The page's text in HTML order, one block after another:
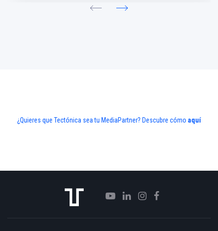
¿Quieres que Tectónica sea tu MediaPartner? Descubre cómo aquí